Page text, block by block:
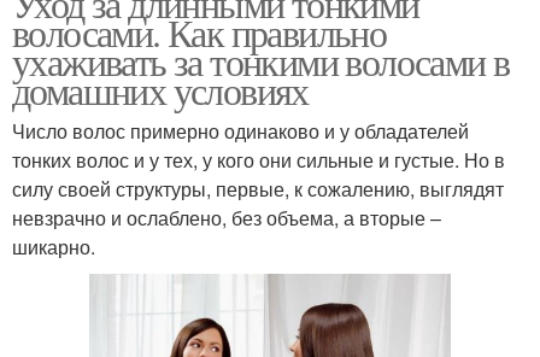
волосами. Как правильно
ухаживать за тонкими волосами в
домашних условиях
Число волос примерно одинаково и у обладателей
тонких волос и у тех, у кого они сильные и густые. Но в
силу своей структуры, первые, к сожалению, выглядят
невзрачно и ослаблено, без объема, а вторые –
шикарно.